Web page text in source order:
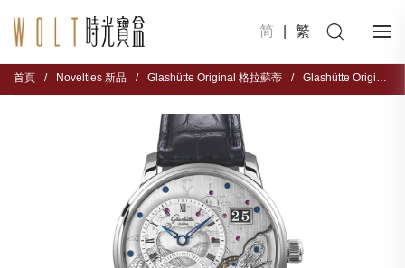
简 繁
首頁 / Novelties 新品 / Glashütte Original 格拉蘇蒂 / Glashütte Original PanoMaticInverse 1-91-03-01-03-61